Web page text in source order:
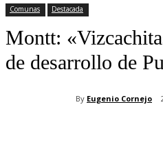
Comunas Destacada
Montt:
de desarrollo de
By Eugenio Cornejo